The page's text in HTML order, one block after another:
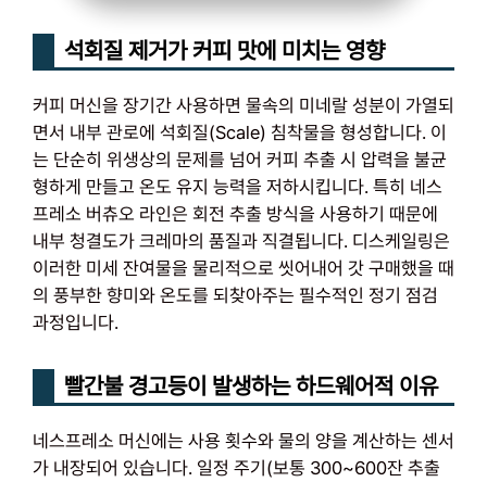
석회질 제거가 커피 맛에 미치는 영향
커피 머신을 장기간 사용하면 물속의 미네랄 성분이 가열되
면서 내부 관로에 석회질(Scale) 침착물을 형성합니다. 이
는 단순히 위생상의 문제를 넘어 커피 추출 시 압력을 불균
형하게 만들고 온도 유지 능력을 저하시킵니다. 특히 네스
프레소 버츄오 라인은 회전 추출 방식을 사용하기 때문에
내부 청결도가 크레마의 품질과 직결됩니다. 디스케일링은
이러한 미세 잔여물을 물리적으로 씻어내어 갓 구매했을 때
의 풍부한 향미와 온도를 되찾아주는 필수적인 정기 점검
과정입니다.
빨간불 경고등이 발생하는 하드웨어적 이유
네스프레소 머신에는 사용 횟수와 물의 양을 계산하는 센서
가 내장되어 있습니다. 일정 주기(보통 300~600잔 추출